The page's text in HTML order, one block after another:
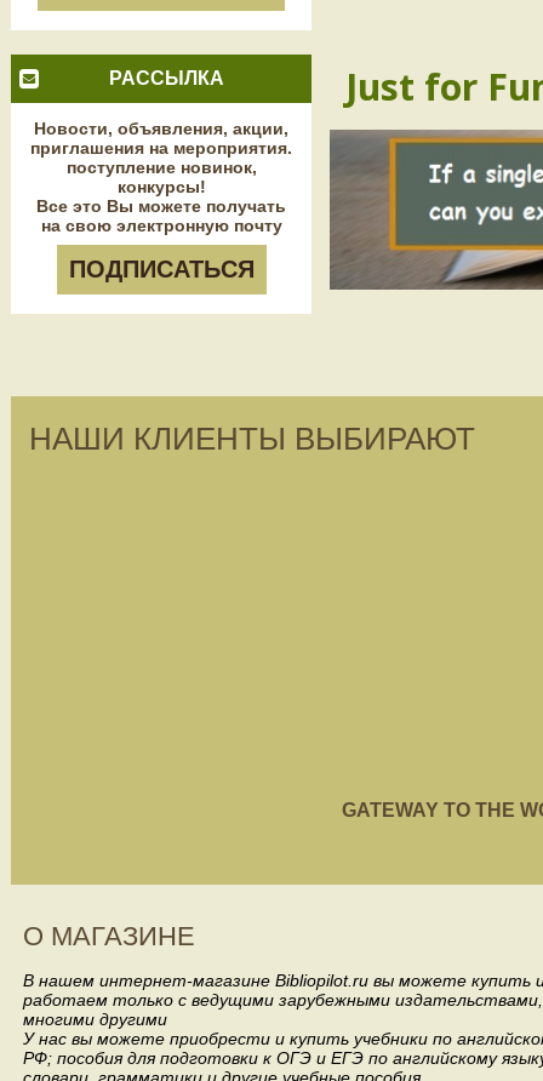
РАССЫЛКА
Новости, объявления, акции,
приглашения на мероприятия.
поступление новинок,
конкурсы!
Все это Вы можете получать
на свою электронную почту
ПОДПИСАТЬСЯ
Just for
НАШИ КЛИЕНТЫ ВЫБИРАЮТ
GATEWAY TO THE
О МАГАЗИНЕ
В нашем интернет-магазине Bibliopilot.ru вы можете купить
работаем только с ведущими зарубежными издательствами,
многими другими
У нас вы можете приобрести и купить учебники по
РФ; пособия для подготовки к ОГЭ и ЕГЭ по английскому